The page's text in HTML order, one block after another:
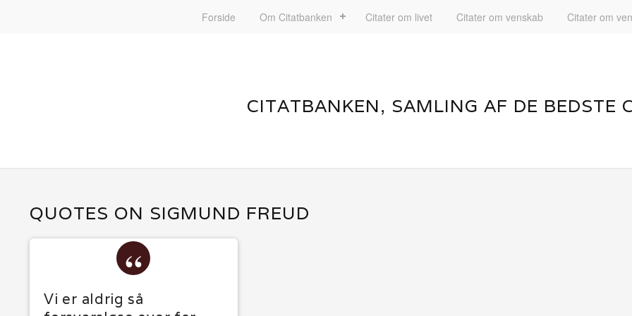
Forside Om Citatbanken Citater om livet Citater om venskab Citater om
CITATBANKEN, SAMLING AF DE BEDSTE
QUOTES ON SIGMUND FREUD
Vi er aldrig så